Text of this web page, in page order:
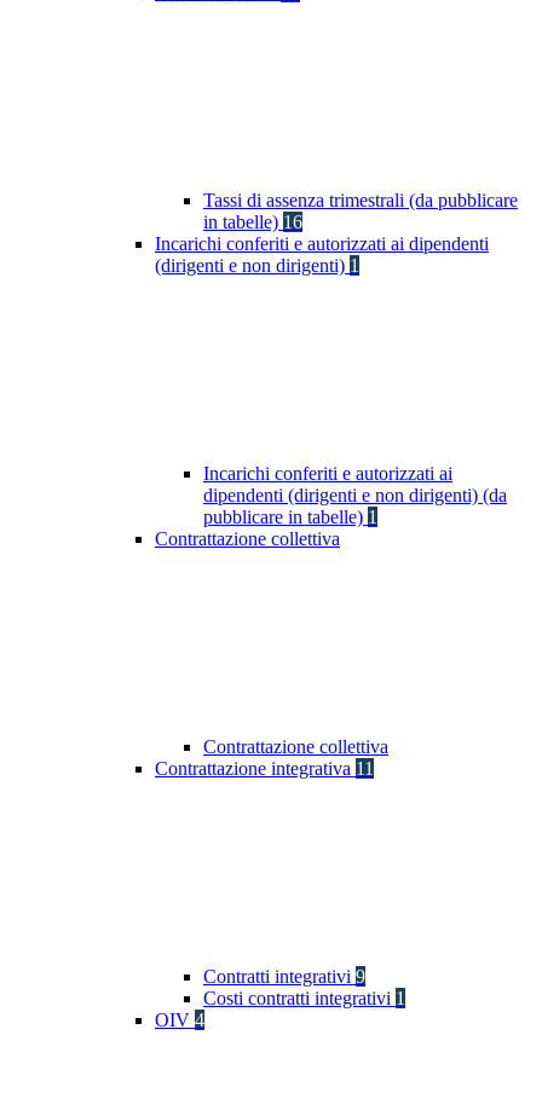
Tassi di assenza trimestrali (da pubblicare
in tabelle) 16
Incarichi conferiti e autorizzati ai dipendenti
(dirigenti e non dirigenti) 1
Incarichi conferiti e autorizzati ai
dipendenti (dirigenti e non dirigenti) (da
pubblicare in tabelle) 1
Contrattazione collettiva
Contrattazione collettiva
Contrattazione integrativa 11
Contratti integrativi 9
Costi contratti integrativi 1
OIV 4